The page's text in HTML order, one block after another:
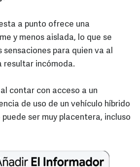
a punto ofrece una
y menos aislada, lo que se
sensaciones para quien va al
resultar incómoda.
contar con acceso a un
de uso de un vehículo híbrido
ser muy placentera, incluso